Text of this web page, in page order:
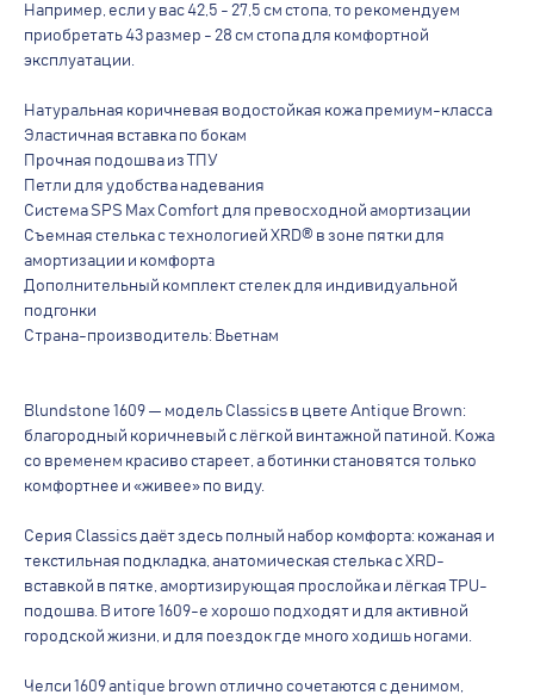
Например, если у вас 42,5 - 27,5 см стопа, то рекомендуем
приобретать 43 размер - 28 см стопа для комфортной
эксплуатации.
Натуральная коричневая водостойкая кожа премиум-класса
Эластичная вставка по бокам
Прочная подошва из ТПУ
Петли для удобства надевания
Система SPS Max Comfort для превосходной амортизации
Съемная стелька с технологией XRD® в зоне пятки для
амортизации и комфорта
Дополнительный комплект стелек для индивидуальной
подгонки
Страна-производитель: Вьетнам
Blundstone 1609 — модель Classics в цвете Antique Brown:
благородный коричневый с лёгкой винтажной патиной. Кожа
со временем красиво стареет, а ботинки становятся только
комфортнее и «живее» по виду.
Серия Classics даёт здесь полный набор комфорта: кожаная и
текстильная подкладка, анатомическая стелька с XRD-
вставкой в пятке, амортизирующая прослойка и лёгкая TPU-
подошва. В итоге 1609-е хорошо подходят и для активной
городской жизни, и для поездок где много ходишь ногами.
Челси 1609 antique brown отлично сочетаются с денимом,
Каталог